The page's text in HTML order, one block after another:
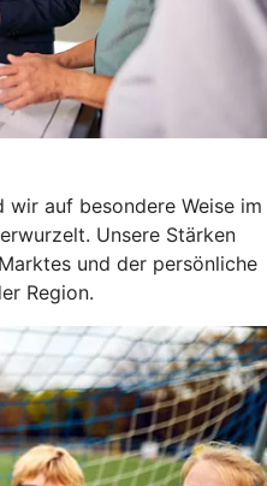
wir auf besondere Weise im
Unsere Stärken
und der persönliche
Region.